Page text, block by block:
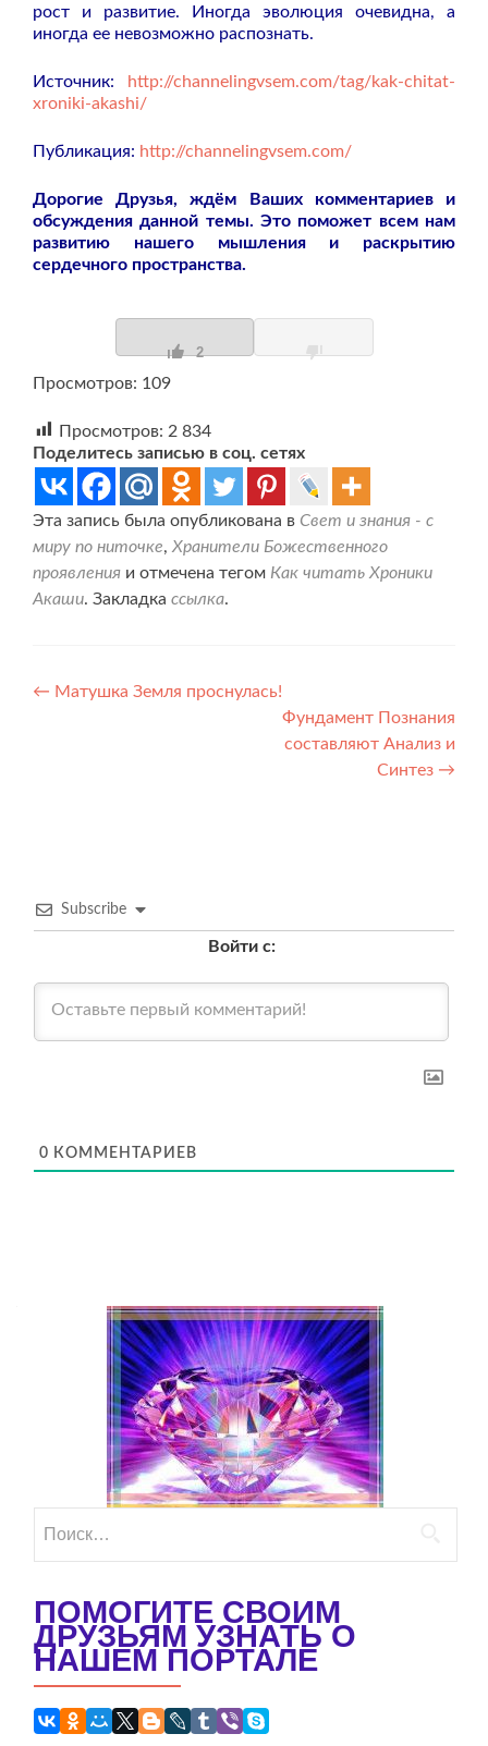
рост и развитие. Иногда эволюция очевидна, а
иногда ее невозможно распознать.
Источник: http://channelingvsem.com/tag/kak-chitat-
xroniki-akashi/
Публикация: http://channelingvsem.com/
Дорогие Друзья, ждём Ваших комментариев и
обсуждения данной темы. Это поможет всем нам
развитию нашего мышления и раскрытию
сердечного пространства.
2
Просмотров: 109
Просмотров: 2 834
Поделитесь записью в соц. сетях
Эта запись была опубликована в Свет и знания - с
миру по ниточке, Хранители Божественного
проявления и отмечена тегом Как читать Хроники
Акаши. Закладка ссылка.
Навигация
← Матушка Земля проснулась!
Фундамент Познания
составляют Анализ и
Синтез →
Subscribe
Войти с:
0 КОММЕНТАРИЕВ
ПОМОГИТЕ СВОИМ
ДРУЗЬЯМ УЗНАТЬ О
НАШЕМ ПОРТАЛЕ